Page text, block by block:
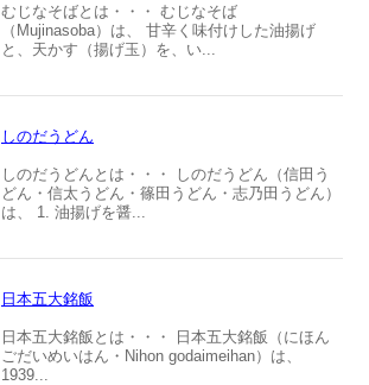
むじなそばとは・・・ むじなそば
（Mujinasoba）は、 甘辛く味付けした油揚げ
と、天かす（揚げ玉）を、い...
しのだうどん
しのだうどんとは・・・ しのだうどん（信田う
どん・信太うどん・篠田うどん・志乃田うどん）
は、 1. 油揚げを醤...
日本五大銘飯
日本五大銘飯とは・・・ 日本五大銘飯（にほん
ごだいめいはん・Nihon godaimeihan）は、
1939...